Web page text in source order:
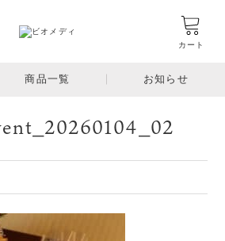
カート
商品一覧 お知らせ